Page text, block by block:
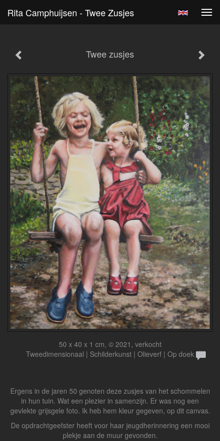
Rita Camphuijsen - Twee Zusjes
Twee zusjes
50 x 40 x 1 cm, © 2021, verkocht
Tweedimensionaal | Schilderkunst | Olieverf | Op doek
Ergens in de jaren 50 genoten deze zusjes van het schommelen
in hun tuin. Wat een plezier in samenzijn. Er was nog een
gevlekte grijsgele foto. Ik heb hem kleur gegeven, op dit canvas.
De opdrachtgeefster heeft voor haar jeugdherinnering een mooi
plekje aan de muur gevonden.